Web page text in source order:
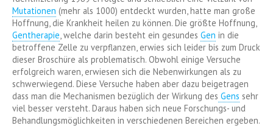
Mutationen (mehr als 1000) entdeckt wurden, hatte man große
Hoffnung, die Krankheit heilen zu können. Die größte Hoffnung,
Gentherapie , welche darin besteht ein gesundes Gen in die
betroffene Zelle zu verpflanzen, erwies sich leider bis zum Druck
dieser Broschüre als problematisch. Obwohl einige Versuche
erfolgreich waren, erwiesen sich die Nebenwirkungen als zu
schwerwiegend. Diese Versuche haben aber dazu beigetragen
dass man die Mechanismen bezüglich der Wirkung des Gens sehr
viel besser versteht. Daraus haben sich neue Forschungs- und
Behandlungsmöglichkeiten in verschiedenen Bereichen ergeben.